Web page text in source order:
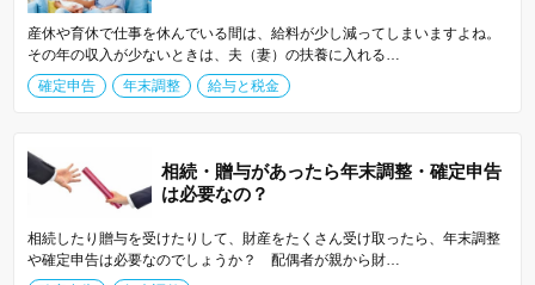
産休や育休で仕事を休んでいる間は、給料が少し減ってしまいますよね。
その年の収入が少ないときは、夫（妻）の扶養に入れる…
確定申告
年末調整 給与と税金
相続・贈与があったら年末調整・確定申告
は必要なの？
相続したり贈与を受けたりして、財産をたくさん受け取ったら、年末調整
や確定申告は必要なのでしょうか？ 配偶者が親から財…